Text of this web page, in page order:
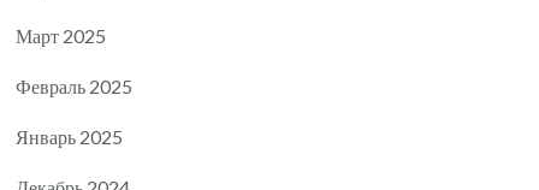
Март 2025
Февраль 2025
Январь 2025